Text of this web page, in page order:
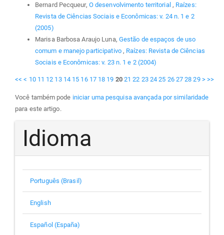
Bernard Pecqueur, O desenvolvimento territorial , Raízes:
Revista de Ciências Sociais e Econômicas: v. 24 n. 1 e 2
(2005)
Marisa Barbosa Araujo Luna, Gestão de espaços de uso
comum e manejo participativo , Raízes: Revista de Ciências
Sociais e Econômicas: v. 23 n. 1 e 2 (2004)
<< < 10 11 12 13 14 15 16 17 18 19 20 21 22 23 24 25 26 27 28 29 > >>
Você também pode iniciar uma pesquisa avançada por similaridade
para este artigo.
Idioma
Português (Brasil)
English
Español (España)